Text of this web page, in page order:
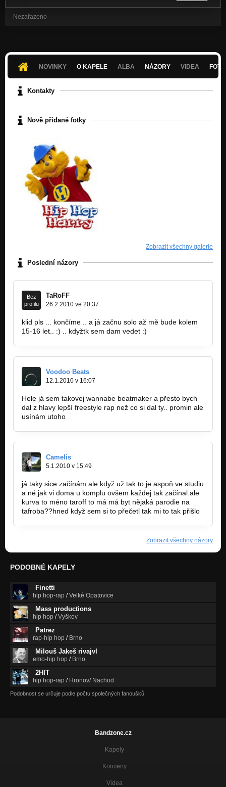
Nezařazeno
NOVINKY O KAPELE ALBA NÁZORY VIDEA
Kontakty
Nově přidané fotky
Zobrazit všechny galerie
Poslední názory
Bez
profilu
TaRoFF
26.2.2010 ve 20:37
klid pls ... končíme .. a já začnu solo až mě bude kolem
15-16 let.. :) .. kdyžtk sem dam vedet :)
Voodoo Beats
12.1.2010 v 16:07
Hele já sem takovej wannabe beatmaker a přesto bych
dal z hlavy lepší freestyle rap než co si dal ty.. promin ale
usínám utoho
Camelis
5.1.2010 v 15:49
já taky sice začínám ale když už tak to je aspoň ve studiu
a né jak vi doma u komplu ovšem každej tak začínal.ale
kurva to méno taroff to má má byt nějaká parodie na
tafroba??hned když sem si to přečetl tak mi to tak přišlo
Zobrazit všechny názory
PODOBNÉ KAPELY
Finetti
hip hop-rap /Velké Opatovice
Mass productions
hip hop /Vyškov
Patrez
rap-hip hop / Brno
Milouš Jakeš rivajvl
emo-hip hop / Brno
2HIT
hip hop-rap / Hronov/ Nachod
Podobnost se určuje podle počtu společných fanoušků.
Bandzone.cz
Kapely
Koncerty
Videa